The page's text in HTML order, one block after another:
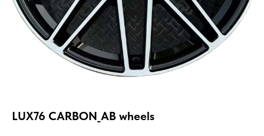
LUX76 CARBON_AB wheels